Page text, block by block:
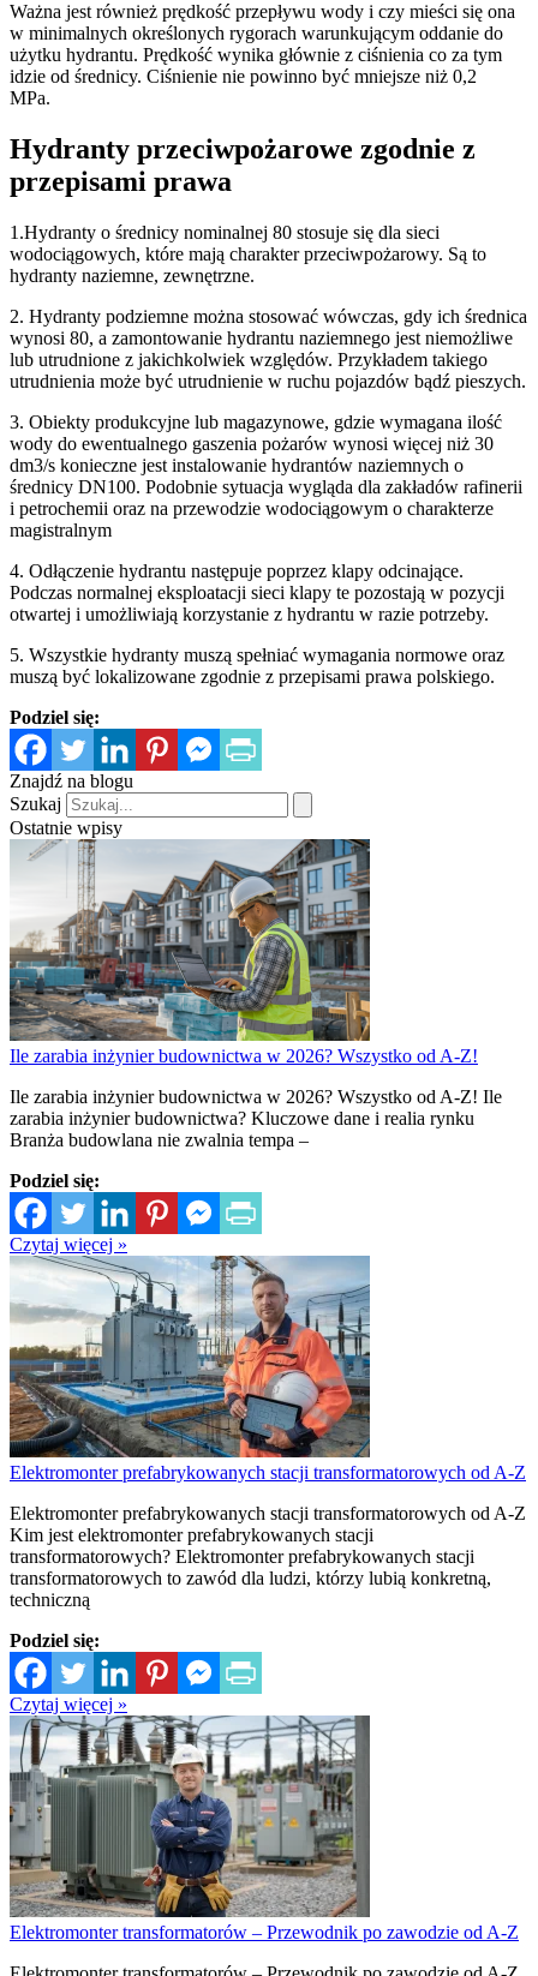
Ważna jest również prędkość przepływu wody i czy mieści się ona
w minimalnych określonych rygorach warunkującym oddanie do
użytku hydrantu. Prędkość wynika głównie z ciśnienia co za tym
idzie od średnicy. Ciśnienie nie powinno być mniejsze niż 0,2
MPa.
Hydranty przeciwpożarowe zgodnie z
przepisami prawa
1.Hydranty o średnicy nominalnej 80 stosuje się dla sieci
wodociągowych, które mają charakter przeciwpożarowy. Są to
hydranty naziemne, zewnętrzne.
2. Hydranty podziemne można stosować wówczas, gdy ich średnica
wynosi 80, a zamontowanie hydrantu naziemnego jest niemożliwe
lub utrudnione z jakichkolwiek względów. Przykładem takiego
utrudnienia może być utrudnienie w ruchu pojazdów bądź pieszych.
3. Obiekty produkcyjne lub magazynowe, gdzie wymagana ilość
wody do ewentualnego gaszenia pożarów wynosi więcej niż 30
dm3/s konieczne jest instalowanie hydrantów naziemnych o
średnicy DN100. Podobnie sytuacja wygląda dla zakładów rafinerii
i petrochemii oraz na przewodzie wodociągowym o charakterze
magistralnym
4. Odłączenie hydrantu następuje poprzez klapy odcinające.
Podczas normalnej eksploatacji sieci klapy te pozostają w pozycji
otwartej i umożliwiają korzystanie z hydrantu w razie potrzeby.
5. Wszystkie hydranty muszą spełniać wymagania normowe oraz
muszą być lokalizowane zgodnie z przepisami prawa polskiego.
Podziel się:
Znajdź na blogu
Szukaj
Ostatnie wpisy
Ile zarabia inżynier budownictwa w 2026? Wszystko od A-Z!
Ile zarabia inżynier budownictwa w 2026? Wszystko od A-Z! Ile
zarabia inżynier budownictwa? Kluczowe dane i realia rynku
Branża budowlana nie zwalnia tempa –
Podziel się:
Czytaj więcej »
Elektromonter prefabrykowanych stacji transformatorowych od A-Z
Elektromonter prefabrykowanych stacji transformatorowych od A-Z
Kim jest elektromonter prefabrykowanych stacji
transformatorowych? Elektromonter prefabrykowanych stacji
transformatorowych to zawód dla ludzi, którzy lubią konkretną,
techniczną
Podziel się:
Czytaj więcej »
Elektromonter transformatorów – Przewodnik po zawodzie od A-Z